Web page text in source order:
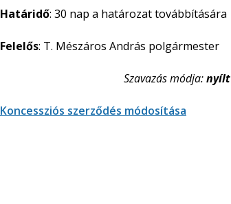
Határidő: 30 nap a határozat továbbítására
Felelős: T. Mészáros András polgármester
Szavazás módja:nyílt
Koncessziós szerződés módosítása